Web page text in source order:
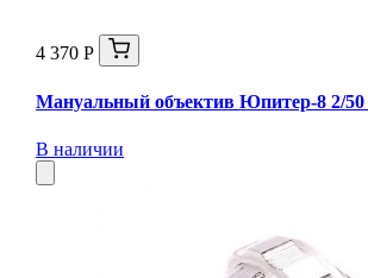
4 370 Р
Мануальный объектив Юпитер-8 2/
В наличии